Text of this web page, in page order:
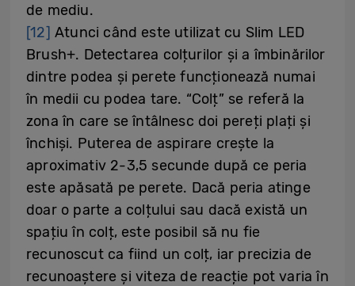
de mediu.
[12] Atunci când este utilizat cu Slim LED
Brush+. Detectarea colțurilor și a îmbinărilor
dintre podea și perete funcționează numai
în medii cu podea tare. “Colț” se referă la
zona în care se întâlnesc doi pereți plați și
închiși. Puterea de aspirare crește la
aproximativ 2-3,5 secunde după ce peria
este apăsată pe perete. Dacă peria atinge
doar o parte a colțului sau dacă există un
spațiu în colț, este posibil să nu fie
recunoscut ca fiind un colț, iar precizia de
recunoaștere și viteza de reacție pot varia în